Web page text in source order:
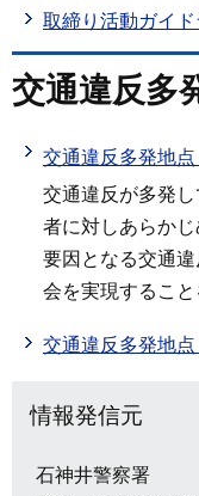
取締り活動ガイ
交通違反多
交通違反多発地点
交通違反が多発
者に対しあらか
要因となる交通
会を実現すること
交通違反多発地点
情報発信元
石神井警察署